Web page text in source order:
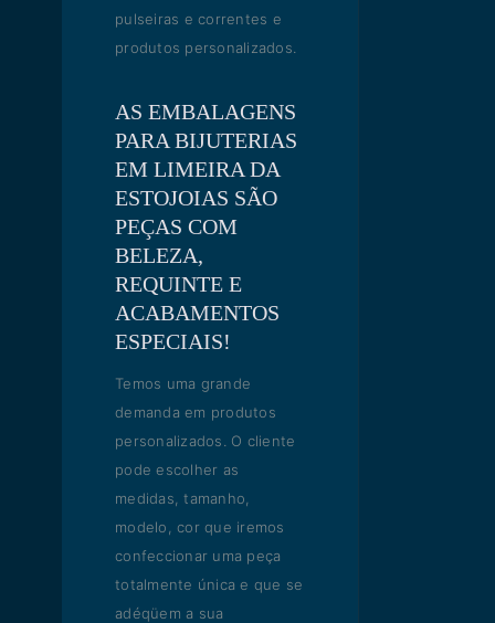
pulseiras e correntes e
produtos personalizados.
AS EMBALAGENS
PARA BIJUTERIAS
EM LIMEIRA DA
ESTOJOIAS SÃO
PEÇAS COM
BELEZA,
REQUINTE E
ACABAMENTOS
ESPECIAIS!
Temos uma grande
demanda em produtos
personalizados. O cliente
pode escolher as
medidas, tamanho,
modelo, cor que iremos
confeccionar uma peça
totalmente única e que se
adéqüem a sua